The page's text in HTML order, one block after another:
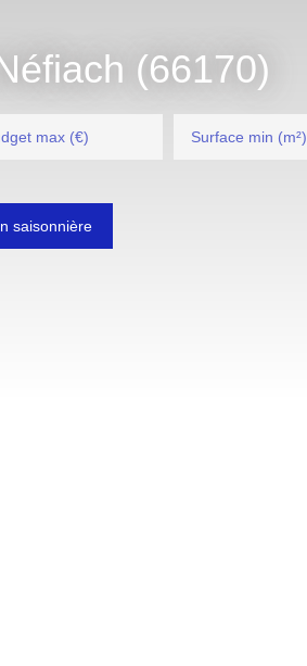
(66170)
max (€) Surface min (m²)
saisonnière